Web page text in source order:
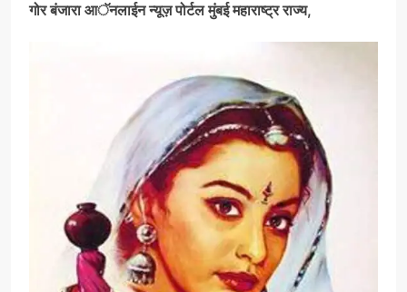
गोर बंजारा आॅनलाईन न्यूज़ पोर्टल मुंबई महाराष्ट्र राज्य,